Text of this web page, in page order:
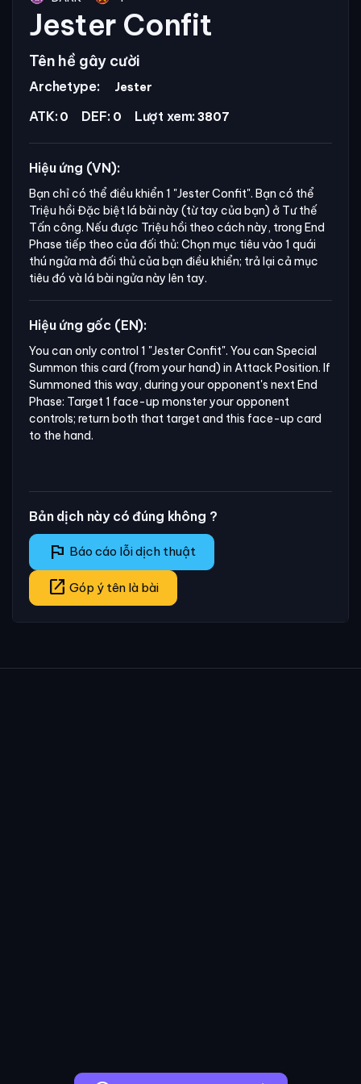
Jester Confit
Tên hề gây cười
Archetype: Jester
ATK: 0 DEF: 0 Lượt xem: 3807
Hiệu ứng (VN):
Bạn chỉ có thể điều khiển 1 "Jester Confit". Bạn có thể
Triệu hồi Đặc biệt lá bài này (từ tay của bạn) ở Tư thế
Tấn công. Nếu được Triệu hồi theo cách này, trong End
Phase tiếp theo của đối thủ: Chọn mục tiêu vào 1 quái
thú ngửa mà đối thủ của bạn điều khiển; trả lại cả mục
tiêu đó và lá bài ngửa này lên tay.
Hiệu ứng gốc (EN):
You can only control 1 "Jester Confit". You can Special
Summon this card (from your hand) in Attack Position. If
Summoned this way, during your opponent's next End
Phase: Target 1 face-up monster your opponent
controls; return both that target and this face-up card
to the hand.
Bản dịch này có đúng không ?
flag Báo cáo lỗi dịch thuật
open_in_new Góp ý tên là bài